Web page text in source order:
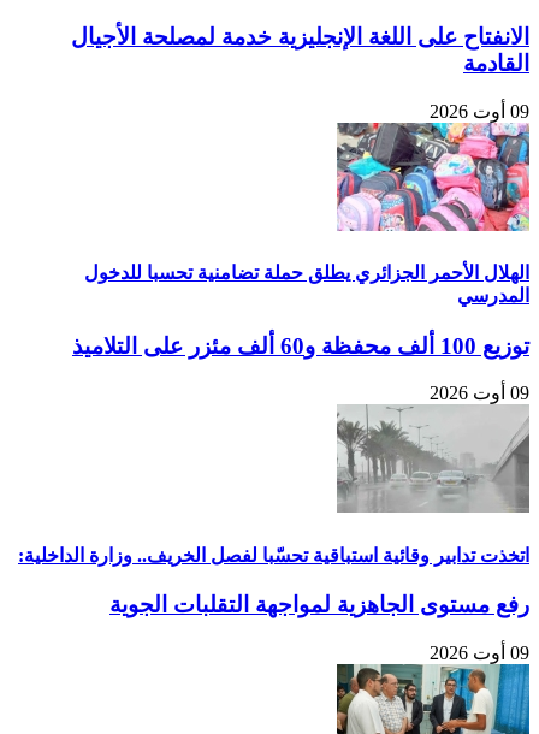
الانفتاح على اللغة الإنجليزية خدمة لمصلحة الأجيال
القادمة
09 أوت 2026
الهلال الأحمر الجزائري يطلق حملة تضامنية تحسبا للدخول
المدرسي
توزيع 100 ألف محفظة و60 ألف مئزر على التلاميذ
09 أوت 2026
اتخذت تدابير وقائية استباقية تحسّبا لفصل الخريف.. وزارة الداخلية:
رفع مستوى الجاهزية لمواجهة التقلبات الجوية
09 أوت 2026